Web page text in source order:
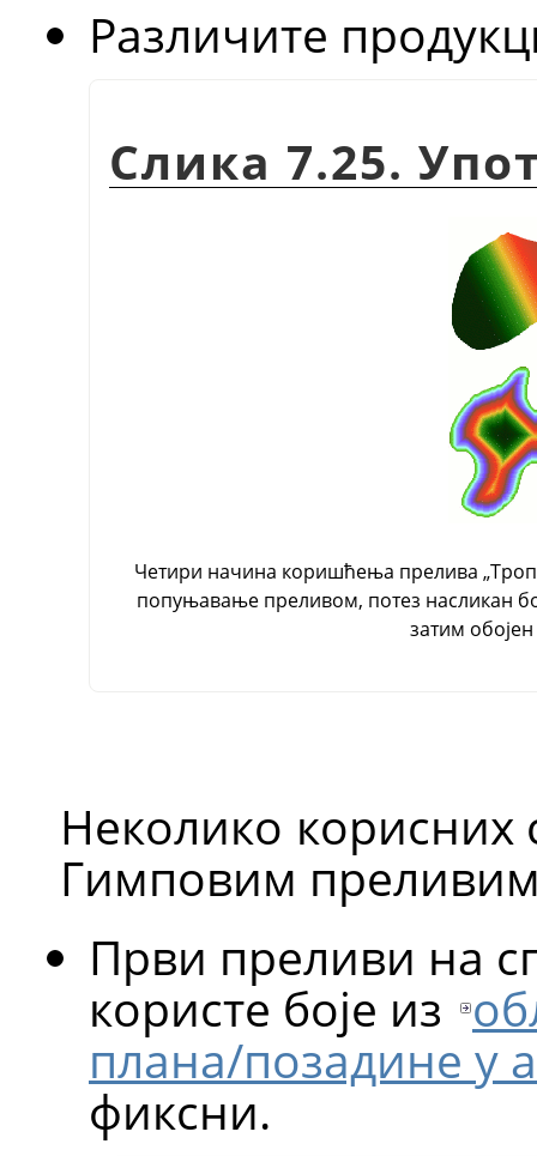
Различите
Слика 7.25.
Четири начина коришћења прелива
попуњавање преливом, потез насликан
затим
Неколико корисних
Гимповим
Први преливи на
користе боје из
плана/позадине у
фиксни.